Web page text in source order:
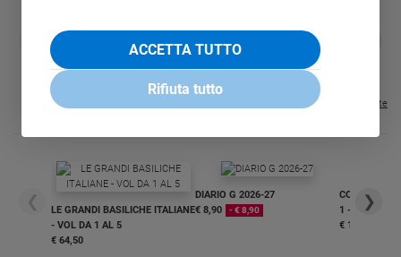
Genitori
Adolescenza
Bioetica
GBABY
37%
€ 104,00
€ 83,00
Visualizza tutte le riviste
❮
LE GRANDI BASILICHE ITALIANE
- VOL DA 1 AL 5
€ 64,50
DIARIO G 2026-27
€ 8,90
- € 8,90
COLLANA
1 - 2
€ 18,50
❯
ACCETTA TUTTO
Rifiuta tutto